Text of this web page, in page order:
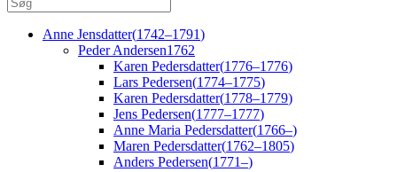
Anne Jensdatter(1742–1791)
PederAndersen1762
Karen Pedersdatter(1776–1776)
Lars Pedersen(1774–1775)
Karen Pedersdatter(1778–1779)
Jens Pedersen(1777–1777)
Anne Maria Pedersdatter(1766–)
Maren Pedersdatter(1762–1805)
Anders Pedersen(1771–)